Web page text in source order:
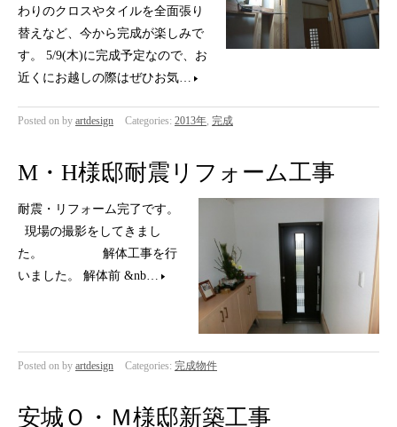
わりのクロスやタイルを全面張り
替えなど、今から完成が楽しみで
す。 5/9(木)に完成予定なので、お
近くにお越しの際はぜひお気…
Posted on by artdesign Categories: 2013年, 完成
M・H様邸耐震リフォーム工事
耐震・リフォーム完了です。
現場の撮影をしてきまし
た。 解体工事を行
いました。 解体前 &nb…
Posted on by artdesign Categories: 完成物件
安城Ｏ・Ｍ様邸新築工事